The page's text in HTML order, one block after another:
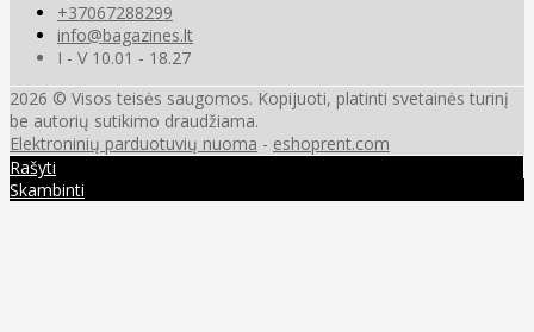
+37067288299
info@bagazines.lt
I - V 10.01 - 18.27
2026 © Visos teisės saugomos. Kopijuoti, platinti svetainės turinį
be autorių sutikimo draudžiama.
Elektroninių parduotuvių nuoma - eshoprent.com
Rašyti
Skambinti